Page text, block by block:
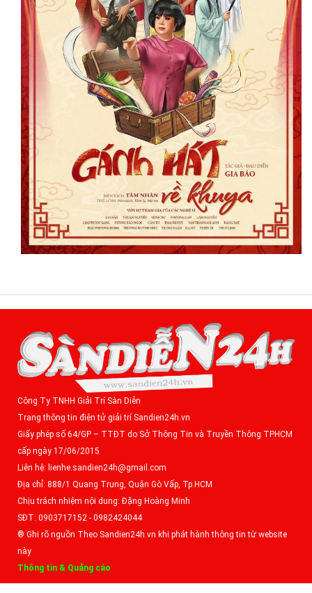
Công Ty TNHH Giải Trí Sàn Diễn
Trang thông tin điện tử giải trí Sandien24h.vn
Giấy phép số 64/GP – TTĐT do Sở Thông Tin và Truyền Thông TPHCM
cấp ngày 17/06/2015
Liên hệ: lienhe.sandien24h@gmail.com
Địa chỉ: 888/1 Quang Trung, Quận Gò Vấp, Tp.HCM
Chịu trách nhiệm nội dung: Đặng Hoàng Minh
SĐT: 0903717152 - 0982424044
® Ghi rõ nguồn Theo Sandien24h.vn khi phát hành thông tin từ website
này
Thông tin & Quảng cáo